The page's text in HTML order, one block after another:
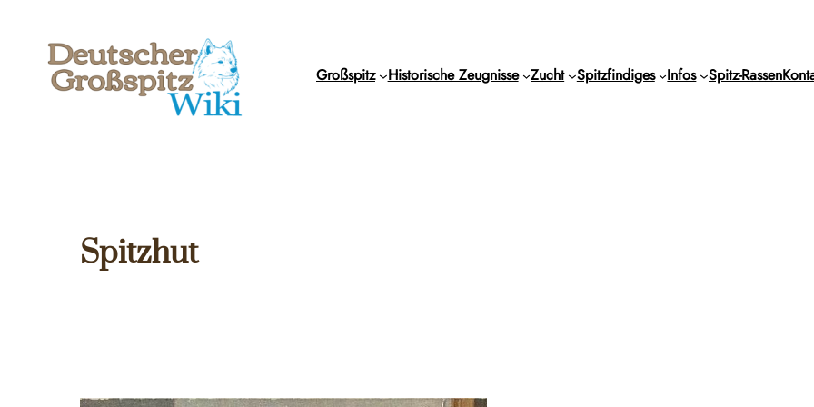
Inhalt
springen
Großspitz Historische Zeugnisse Zucht Spitzfindiges Infos Spitz-Rassen
Spitzhut